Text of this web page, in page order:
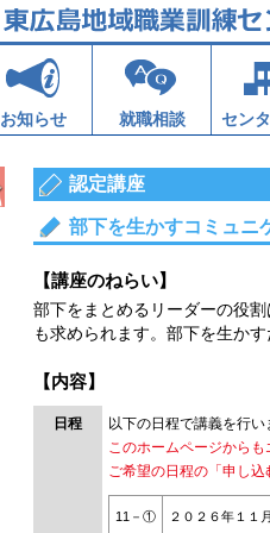
お知らせ 就職相談 セン
認定講座
部下を生かすコミュニ
【講座のねらい】
部下をまとめるリーダーの役
も求められます。部下を生か
【内容】
日程
以下の日程で講義を行
このホームページから
ご希望の日程の「申し
11－① ２０２６年１１